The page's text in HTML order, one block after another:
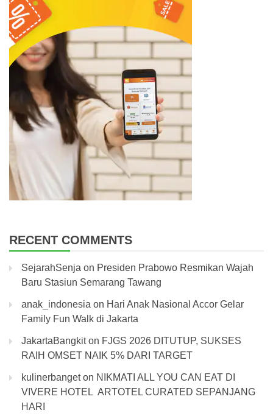
RECENT COMMENTS
SejarahSenja on Presiden Prabowo Resmikan Wajah
Baru Stasiun Semarang Tawang
anak_indonesia on Hari Anak Nasional Accor Gelar
Family Fun Walk di Jakarta
JakartaBangkiton FJGS 2026 DITUTUP, SUKSES
RAIH OMSET NAIK 5% DARI TARGET
kulinerbangeton NIKMATI ALL YOU CAN EAT DI
VIVERE HOTEL ARTOTEL CURATED SEPANJANG
HARI